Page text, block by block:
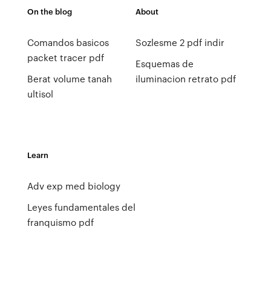
On the blog
Comandos basicos
packet tracer pdf
Berat volume tanah
ultisol
About
Sozlesme 2 pdf indir
Esquemas de
iluminacion retrato pdf
Learn
Adv exp med biology
Leyes fundamentales del
franquismo pdf